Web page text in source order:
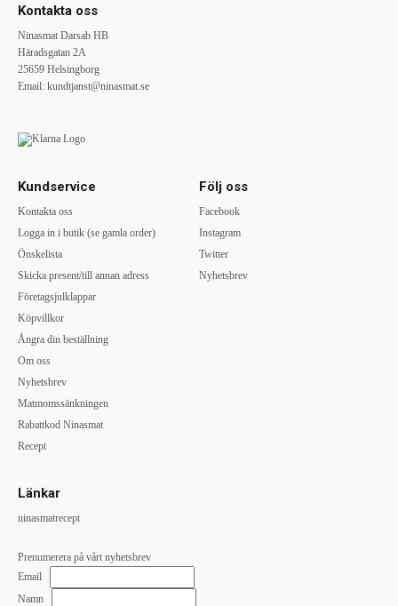
Kontakta oss
Ninasmat Darsab HB
Häradsgatan 2A
25659 Helsingborg
Email: kundtjanst@ninasmat.se
Kundservice
Kontakta oss
Logga in i butik (se gamla order)
Önskelista
Skicka present/till annan adress
Företagsjulklappar
Köpvillkor
Ångra din beställning
Om oss
Nyhetsbrev
Matmomssänkningen
Rabattkod Ninasmat
Recept
Följ oss
Facebook
Instagram
Twitter
Nyhetsbrev
Länkar
ninasmatrecept
Prenumerera på vårt nyhetsbrev
Email
Namn